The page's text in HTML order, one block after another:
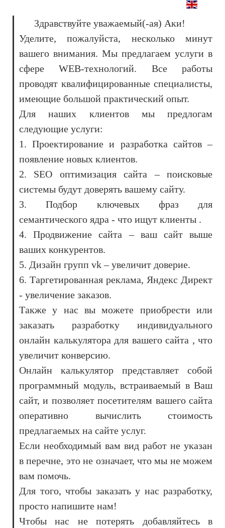
Здравствуйте уважаемый(-ая) Аки!
Уделите, пожалуйста, несколько минут
вашего внимания. Мы предлагаем услуги в
сфере WEB-технологий. Все работы
проводят квалифицированные специалисты,
имеющие большой практический опыт.
Для наших клиентов мы предлогам
следующие услуги:
1. Проектирование и разработка сайтов –
появление новых клиентов.
2. SEO оптимизация сайта – поисковые
системы будут доверять вашему сайту.
3. Подбор ключевых фраз для
семантического ядра - что ищут клиенты .
4. Продвижение сайта – ваш сайт выше
ваших конкурентов.
5. Дизайн групп vk – увеличит доверие.
6. Таргетированная реклама, Яндекс Директ
- увеличение заказов.
Также у нас вы можете приобрести или
заказать разработку индивидуального
онлайн калькулятора для вашего сайта , что
увеличит конверсию.
Онлайн калькулятор представляет собой
программный модуль, встраиваемый в Ваш
сайт, и позволяет посетителям вашего сайта
оперативно вычислить стоимость
предлагаемых на сайте услуг.
Если необходимый вам вид работ не указан
в перечне, это не означает, что мы не можем
вам помочь.
Для того, чтобы заказать у нас разработку,
просто напишите нам!
Чтобы нас не потерять добавляйтесь в